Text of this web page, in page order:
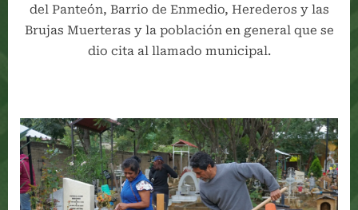
del Panteón, Barrio de Enmedio, Herederos y las
Brujas Muerteras y la población en general que se
dio cita al llamado municipal.